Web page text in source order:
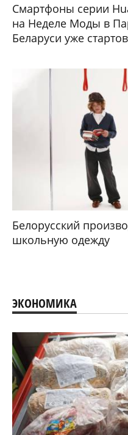
Смартфоны серии
на Неделе Моды в
Беларуси уже
Белорусский
школьную одежду
ЭКОНОМИКА